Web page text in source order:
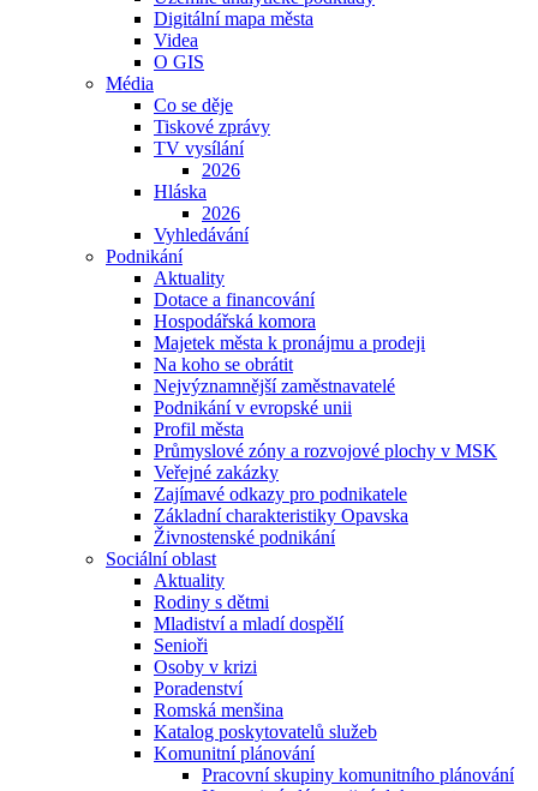
Digitální mapa města
Videa
O GIS
Média
Co se děje
Tiskové zprávy
TV vysílání
2026
Hláska
2026
Vyhledávání
Podnikání
Aktuality
Dotace a financování
Hospodářská komora
Majetek města k pronájmu a prodeji
Na koho se obrátit
Nejvýznamnější zaměstnavatelé
Podnikání v evropské unii
Profil města
Průmyslové zóny a rozvojové plochy v MSK
Veřejné zakázky
Zajímavé odkazy pro podnikatele
Základní charakteristiky Opavska
Živnostenské podnikání
Sociální oblast
Aktuality
Rodiny s dětmi
Mladiství a mladí dospělí
Senioři
Osoby v krizi
Poradenství
Romská menšina
Katalog poskytovatelů služeb
Komunitní plánování
Pracovní skupiny komunitního plánování